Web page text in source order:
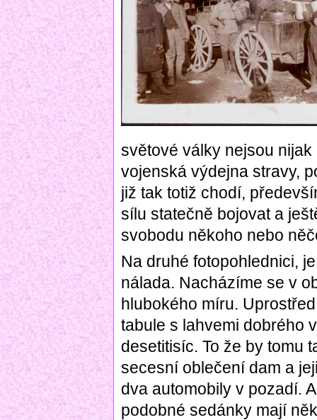
světové války nejsou
vojenská výdejna stravy,
již tak totiž chodí,
sílu statečně bojovat a
svobodu někoho nebo
Na druhé fotopohlednici,
nálada. Nacházíme se v
hlubokého míru.
tabule s lahvemi dobrého
desetitisíc. To že by tomu
secesní oblečení dam a
dva automobily v pozadí.
podobné sedánky mají